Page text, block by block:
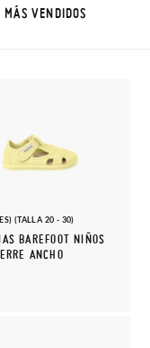
(TALLA 20 - 30)
BAREFOOT NIÑOS
ANCHO